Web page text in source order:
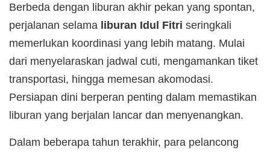
Berbeda dengan liburan akhir pekan yang spontan,
perjalanan selama liburan Idul Fitri seringkali
memerlukan koordinasi yang lebih matang. Mulai
dari menyelaraskan jadwal cuti, mengamankan tiket
transportasi, hingga memesan akomodasi.
Persiapan dini berperan penting dalam memastikan
liburan yang berjalan lancar dan menyenangkan.
Dalam beberapa tahun terakhir, para pelancong